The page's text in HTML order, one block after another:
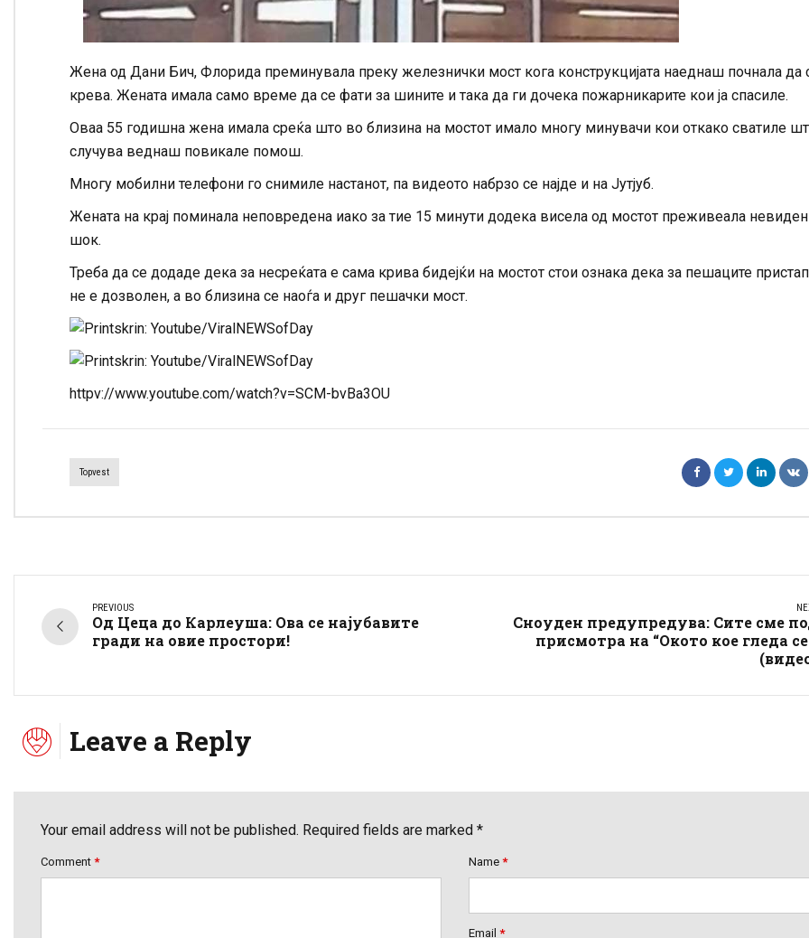
Жена од Дани Бич, Флорида преминувала преку железнички мост кога конструкцијата наеднаш почнала да
крева. Жената имала само време да се фати за шините и така да ги дочека пожарникарите кои ја спасиле.
Оваа 55 годишна жена имала среќа што во близина на мостот имало многу минувачи кои откако сватиле
случува веднаш повикале помош.
Многу мобилни телефони го снимиле настанот, па видеото набрзо се најде и на Јутјуб.
Жената на крај поминала неповредена иако за тие 15 минути додека висела од мостот преживеала невиден
шок.
Треба да се додаде дека за несреќата е сама крива бидејќи на мостот стои ознака дека за пешаците
не е дозволен, а во близина се наоѓа и друг пешачки мост.
httpv://www.youtube.com/watch?v=SCM-bvBa3OU
Topvest
PREVIOUS
Од Цеца до Карлеуша: Ова се најубавите
гради на овие простори!
Сноуден предупредува: Сите сме
присмотра на “Окото кое гледа
Leave a Reply
Your email address will not be published. Required fields are marked *
Comment * Name *
Email *